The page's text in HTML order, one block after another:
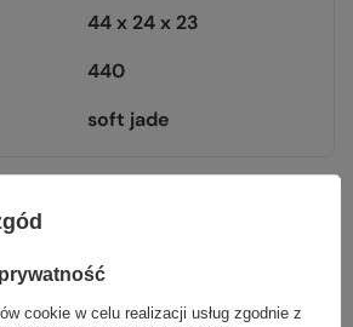
44 x 24 x 23
440
soft jade
Sprawdź
cookie w celu realizacji usług zgodnie z